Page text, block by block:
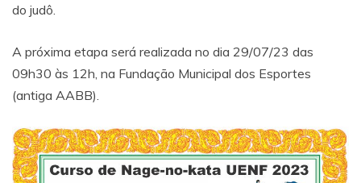
do judô.
A próxima etapa será realizada no dia 29/07/23 das
09h30 às 12h, na Fundação Municipal dos Esportes
(antiga AABB).